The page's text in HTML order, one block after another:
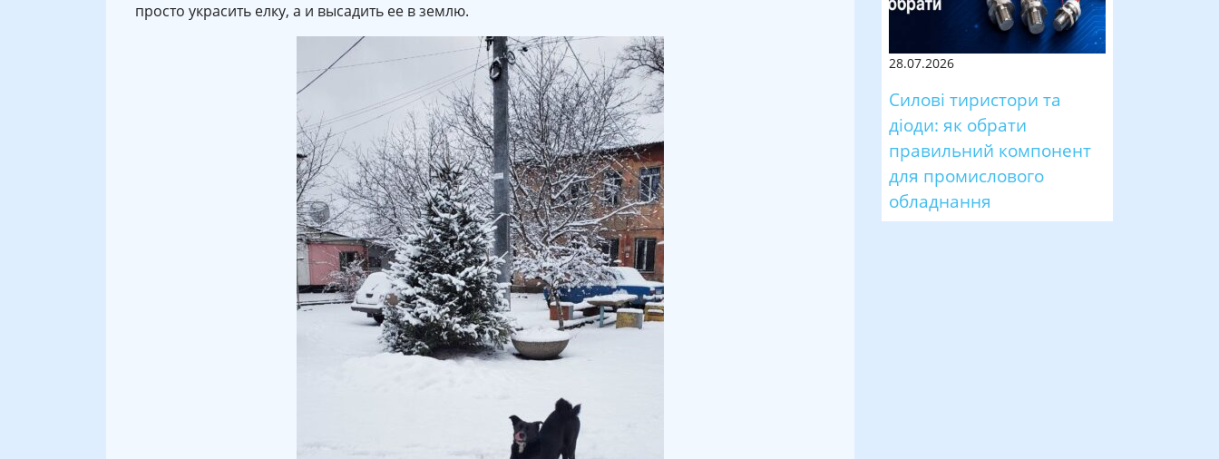
просто украсить елку, а и высадить ее в землю.
28.07.2026
Силові тиристори та
діоди: як обрати
правильний компонент
для промислового
обладнання